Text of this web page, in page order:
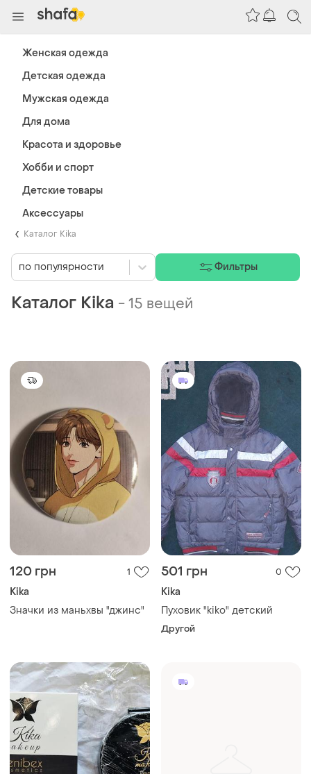
Каталог Kika
Каталог Kika -15 вещей
120 грн 1
Kika
Значки из маньхвы "джинс"
501 грн 0
Kika
Пуховик "kiko" детский
Другой
по популярности Фильтры
Женская одежда
Детская одежда
Мужская одежда
Для дома
Красота и здоровье
Хобби и спорт
Детские товары
Аксессуары